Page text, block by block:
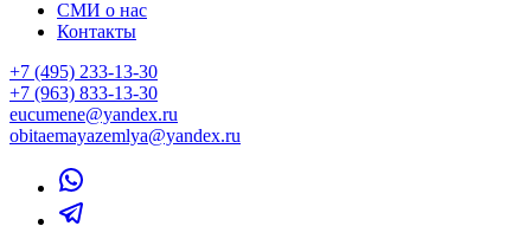
СМИ о нас
Контакты
+7 (495) 233-13-30
+7 (963) 833-13-30
eucumene@yandex.ru
obitaemayazemlya@yandex.ru